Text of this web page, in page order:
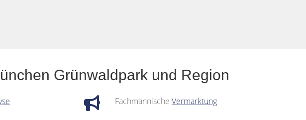
Grünwaldpark und Region
FachmännischeVermarktung